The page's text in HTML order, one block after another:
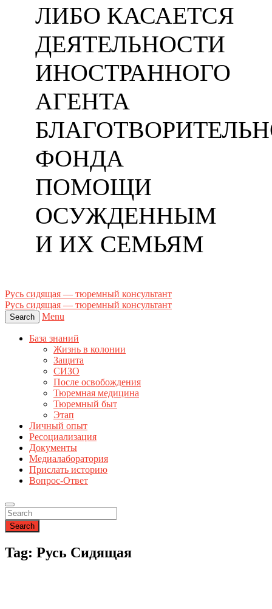
ЛИБО КАСАЕТСЯ
ДЕЯТЕЛЬНОСТИ
ИНОСТРАННОГО
АГЕНТА
ФОНДА
ПОМОЩИ
ОСУЖДЕННЫМ
И ИХ СЕМЬЯМ
Русь сидящая — тюремный консультант
Русь сидящая — тюремный консультант
Search Menu
База знаний
Жизнь в колонии
Защита
СИЗО
После освобождения
Тюремная медицина
Тюремный быт
Этап
Личный опыт
Ресоциализация
Документы
Медиалаборатория
Прислать историю
Вопрос-Ответ
Search
Tag: Русь Сидящая